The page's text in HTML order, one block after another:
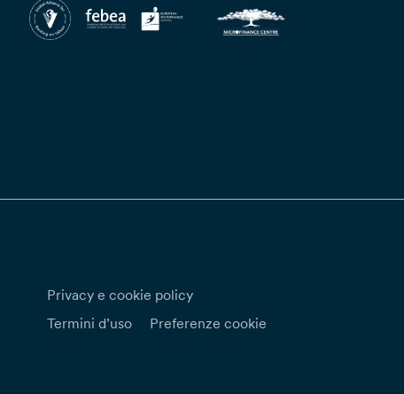
Privacy e cookie policy
Termini d’uso
Preferenze cookie